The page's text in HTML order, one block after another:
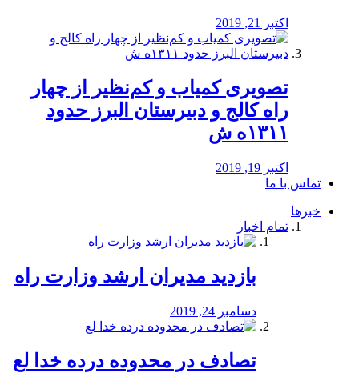
اکتبر 21, 2019
️تصویری کمیاب و کم‌نظیر از چهار
راه كالج و دبيرستان البرز حدود
۱۳۱۱ه ش
اکتبر 19, 2019
تماس با ما
خبرها
تمام اخبار
بازدید مدیران ارشد وزارت راه
دسامبر 24, 2019
تصادف در محدوده درده خدا لع